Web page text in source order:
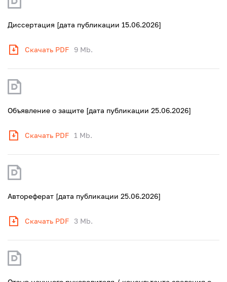
Диссертация [дата публикации 15.06.2026]
Скачать PDF 9 Mb.
Объявление о защите [дата публикации 25.06.2026]
Скачать PDF 1 Mb.
Автореферат [дата публикации 25.06.2026]
Скачать PDF 3 Mb.